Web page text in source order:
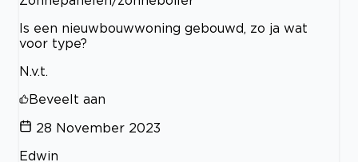
Is een nieuwbouwwoning gebouwd, zo ja wat
voor type?
N.v.t.
Beveelt aan
28 November 2023
Edwin